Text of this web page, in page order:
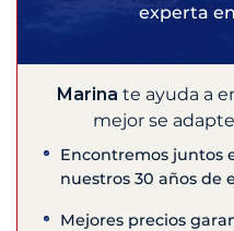
experta
Marina te ayuda a
mejor se
Encontremos juntos
nuestros 30 años de
Mejores precios